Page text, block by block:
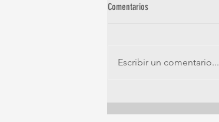
Comentarios
Escribir un comentario...